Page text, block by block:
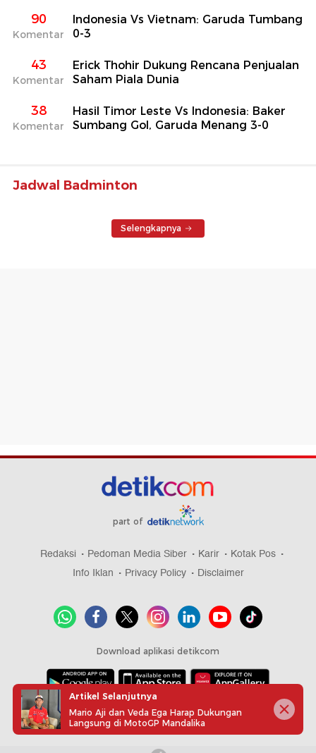
90
Komentar
Indonesia Vs Vietnam: Garuda Tumbang
0-3
43
Komentar
Erick Thohir Dukung Rencana Penjualan
Saham Piala Dunia
38
Komentar
Hasil Timor Leste Vs Indonesia: Baker
Sumbang Gol, Garuda Menang 3-0
Jadwal Badminton
Selengkapnya
part of
Redaksi Pedoman Media Siber Karir
Kotak Pos
Info Iklan
Privacy Policy Disclaimer
Download aplikasi detikcom
Copyright @ 2026 detikcom, All right reserved
Artikel Selanjutnya
Mario Aji dan Veda Ega Harap Dukungan
Langsung di MotoGP Mandalika